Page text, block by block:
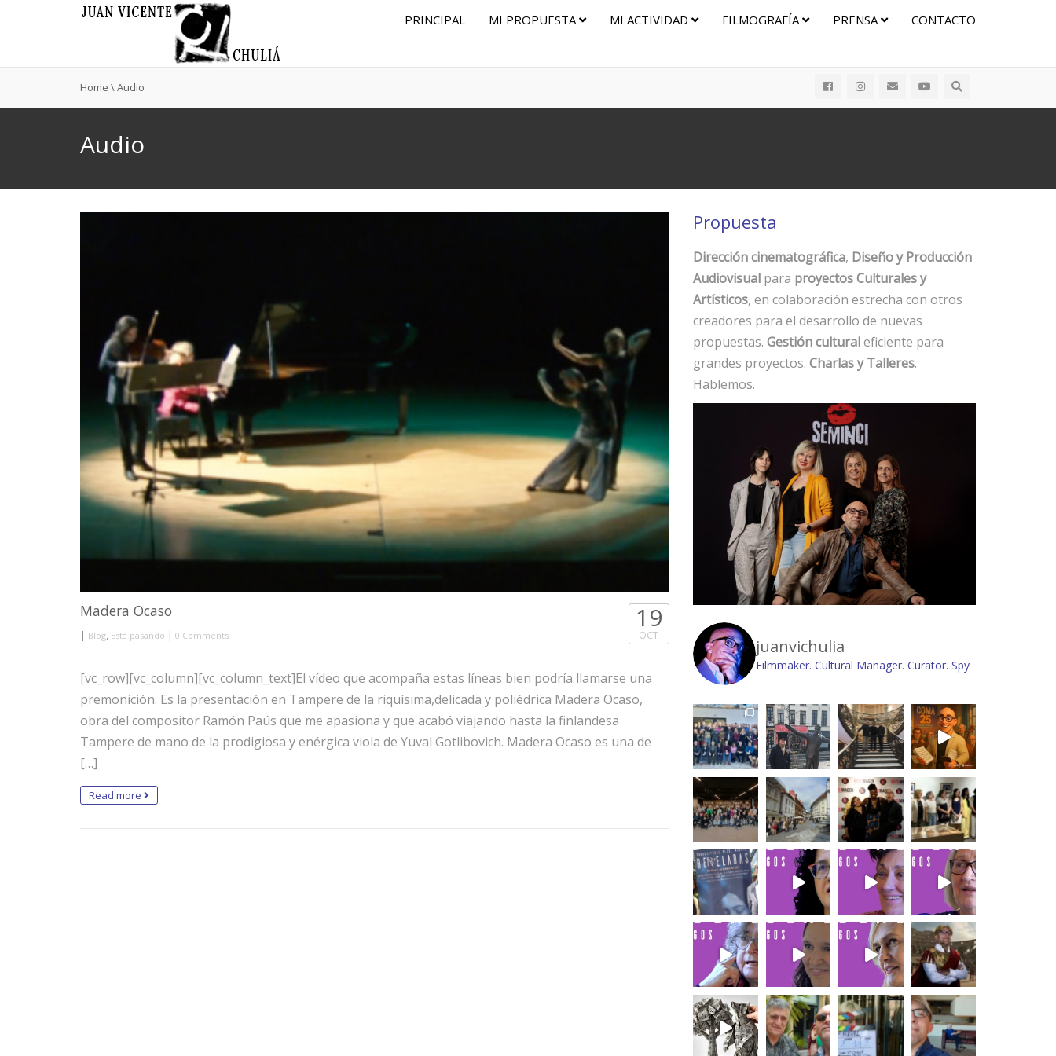
PRINCIPAL MI PROPUESTA MI ACTIVIDAD FILMOGRAFÍA PRENSA CONTACTO
Home \ Audio
Audio
Madera Ocaso
| Blog, Está pasando | 0 Comments
19
OCT
[vc_row][vc_column][vc_column_text]El vídeo que acompaña estas líneas bien podría llamarse una
premonición. Es la presentación en Tampere de la riquísima,delicada y poliédrica Madera Ocaso,
obra del compositor Ramón Paús que me apasiona y que acabó viajando hasta la finlandesa
Tampere de mano de la prodigiosa y enérgica viola de Yuval Gotlibovich. Madera Ocaso es una de
[…]
Read more
Propuesta
Dirección cinematográfica, Diseño y Producción
Audiovisual para proyectos Culturales y
Artísticos, en colaboración estrecha con otros
creadores para el desarrollo de nuevas
propuestas. Gestión culturaleficiente para
grandes proyectos. Charlas y Talleres.
Hablemos.
juanvichulia
Filmmaker. Cultural Manager. Curator. Spy